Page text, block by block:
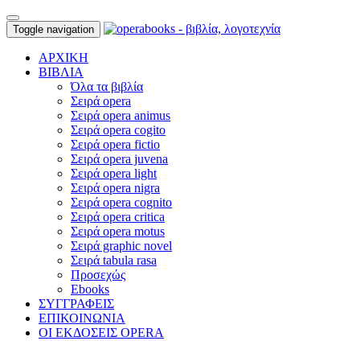
Toggle navigation
ΑΡΧΙΚΗ
ΒΙΒΛΙΑ
Όλα τα βιβλία
Σειρά opera
Σειρά opera animus
Σειρά opera cogito
Σειρά opera fictio
Σειρά opera juvena
Σειρά opera light
Σειρά opera nigra
Σειρά opera cognito
Σειρά opera critica
Σειρά opera motus
Σειρά graphic novel
Σειρά tabula rasa
Προσεχώς
Ebooks
ΣΥΓΓΡΑΦΕΙΣ
ΕΠΙΚΟΙΝΩΝΙΑ
ΟΙ ΕΚΔΟΣΕΙΣ OPERA